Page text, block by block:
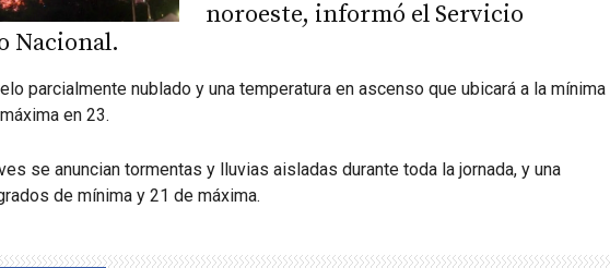
noroeste, informó el Servicio
Nacional.
parcialmente nublado y una temperatura en ascenso que ubicará a la mínima
en 23.
se anuncian tormentas y lluvias aisladas durante toda la jornada, y una
de mínima y 21 de máxima.